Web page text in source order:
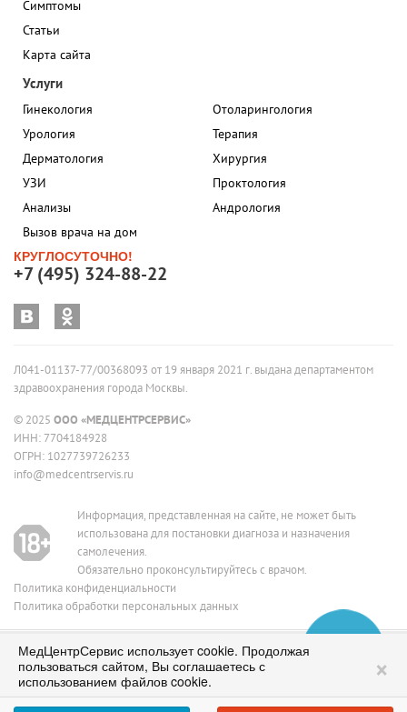
Сеть медицинских клиник в Москве
работаем с 1995 года
МедЦентрСервис использует cookie. Продолжая
пользоваться сайтом, Вы соглашаетесь с
использованием файлов cookie.
×
Симптомы
Статьи
Карта сайта
Услуги
Гинекология
Урология
Дерматология
УЗИ
Анализы
Вызов врача на дом
Отоларингология
Терапия
Хирургия
Проктология
Андрология
КРУГЛОСУТОЧНО!
+7 (495) 324-88-22
Л041-01137-77/00368093 от 19 января 2021 г. выдана департаментом
здравоохранения города Москвы.
© 2025 ООО «МЕДЦЕНТРСЕРВИС»
ИНН: 7704184928
ОГРН: 1027739726233
info@medcentrservis.ru
Информация, представленная на сайте, не может быть
использована для постановки диагноза и назначения
самолечения.
Обязательно проконсультируйтесь с врачом.
Политика конфиденциальности
Политика обработки персональных данных
ИМЕЮТСЯ ПРОТИВОПОКАЗАНИЯ, НЕОБХОДИМО
ПРОКОНСУЛЬТИРОВАТЬСЯ СО СПЕЦИАЛИСТОМ